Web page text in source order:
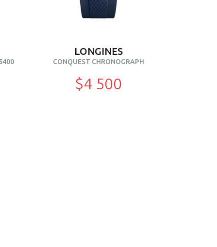
LONGINES
CONQUEST CHRONOGRAPH
$4 500